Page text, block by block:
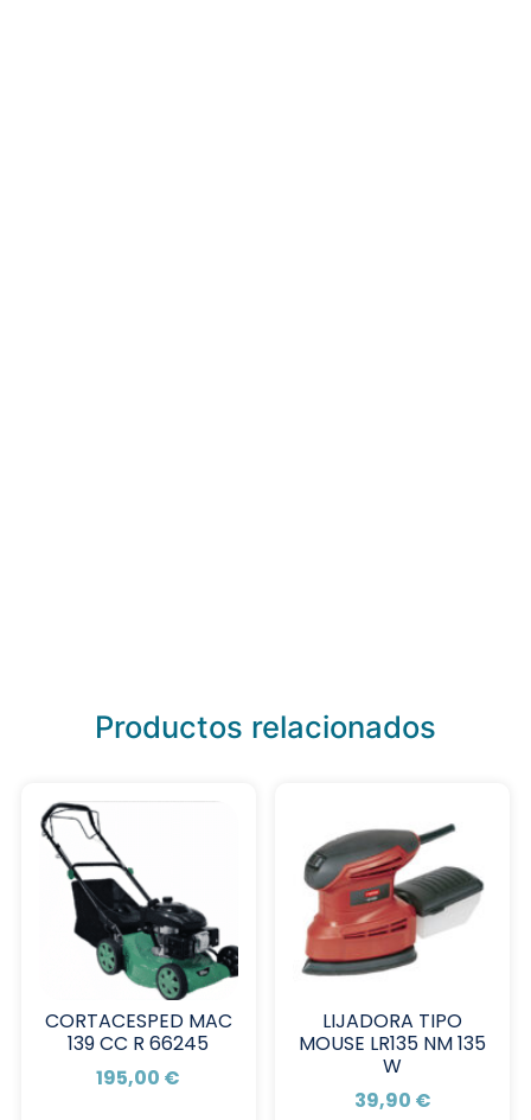
Productos relacionados
CORTACESPED MAC
139 CC R 66245
195,00 €
LIJADORA TIPO
MOUSE LR135 NM 135
W
39,90 €